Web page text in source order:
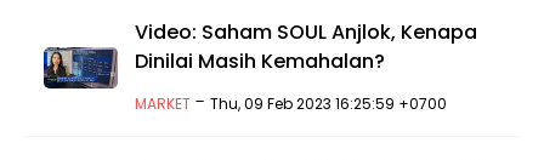
Video: Saham SOUL Anjlok, Kenapa
Dinilai Masih Kemahalan?
MARKET -Thu, 09 Feb 2023 16:25:59 +0700